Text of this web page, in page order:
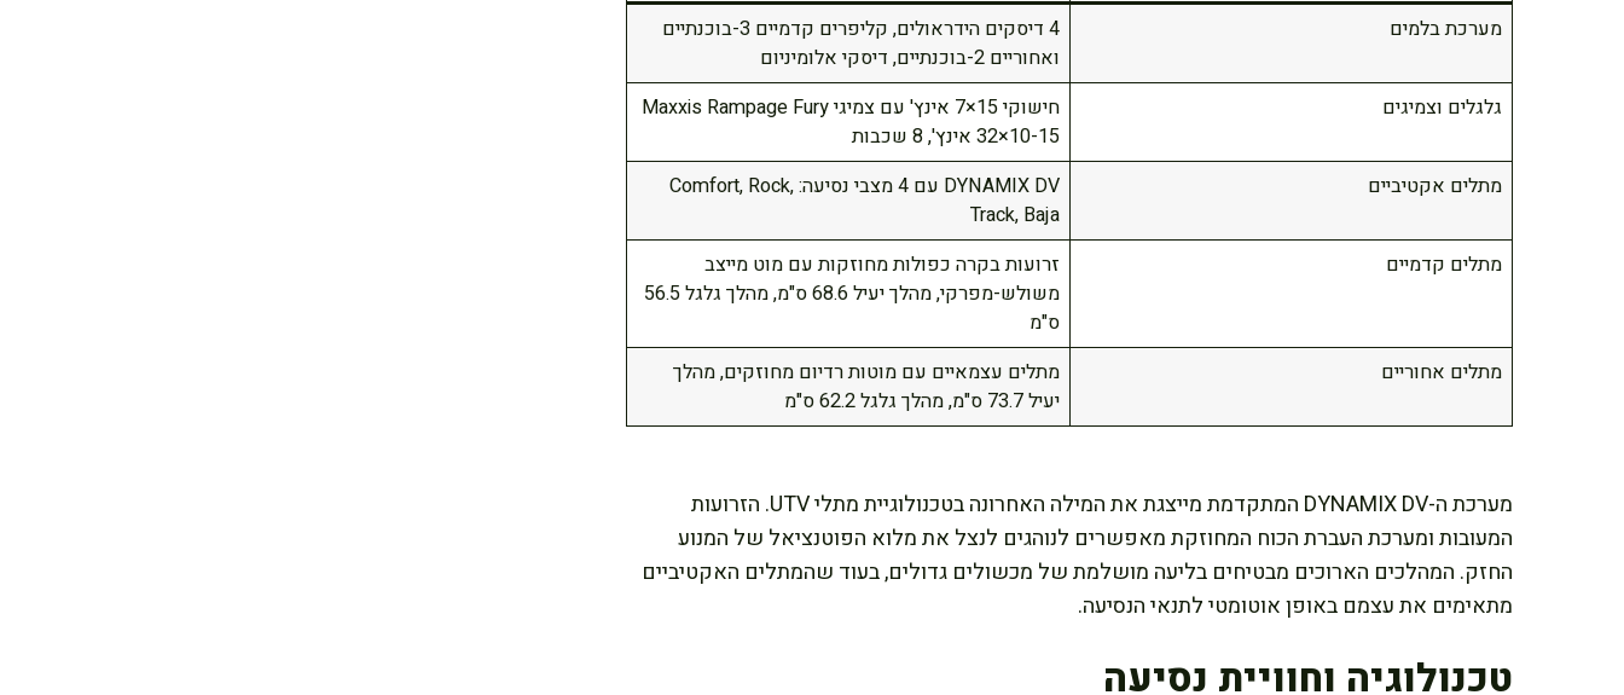
מערכת בלמים
4 דיסקים הידראולים, קליפרים קדמיים 3-בוכנתיים
ואחוריים 2-בוכנתיים, דיסקי אלומיניום
גלגלים וצמיגים
חישוקי 15×7 אינץ' עם צמיגי Maxxis Rampage Fury
32×10-15 אינץ', 8 שכבות
מתלים אקטיביים
DYNAMIX DV עם 4 מצבי נסיעה: Comfort, Rock,
Track, Baja
מתלים קדמיים
זרועות בקרה כפולות מחוזקות עם מוט מייצב
משולש-מפרקי, מהלך יעיל 68.6 ס"מ, מהלך גלגל 56.5
ס"מ
מתלים אחוריים
מתלים עצמאיים עם מוטות רדיום מחוזקים, מהלך
יעיל 73.7 ס"מ, מהלך גלגל 62.2 ס"מ
מערכת ה-DYNAMIX DV המתקדמת מייצגת את המילה האחרונה בטכנולוגיית מתלי UTV. הזרועות
המעובות ומערכת העברת הכוח המחוזקת מאפשרים לנוהגים לנצל את מלוא הפוטנציאל של המנוע
החזק. המהלכים הארוכים מבטיחים בליעה מושלמת של מכשולים גדולים, בעוד שהמתלים האקטיביים
מתאימים את עצמם באופן אוטומטי לתנאי הנסיעה.
טכנולוגיה וחוויית נסיעה